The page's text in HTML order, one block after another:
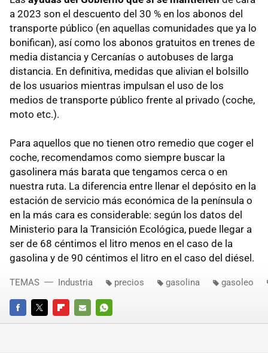
a 2023 son el descuento del 30 % en los abonos del
transporte público (en aquellas comunidades que ya lo
bonifican), así como los abonos gratuitos en trenes de
media distancia y Cercanías o autobuses de larga
distancia. En definitiva, medidas que alivian el bolsillo
de los usuarios mientras impulsan el uso de los
medios de transporte público frente al privado (coche,
moto etc.).
Para aquellos que no tienen otro remedio que coger el
coche, recomendamos como siempre buscar la
gasolinera más barata que tengamos cerca o en
nuestra ruta. La diferencia entre llenar el depósito en la
estación de servicio más económica de la península o
en la más cara es considerable: según los datos del
Ministerio para la Transición Ecológica, puede llegar a
ser de 68 céntimos el litro menos en el caso de la
gasolina y de 90 céntimos el litro en el caso del diésel.
FACEBOOKTWITTERFLIPBOARD
E-
WHATSAPP
TEMAS Industria precios gasolina gasoleo